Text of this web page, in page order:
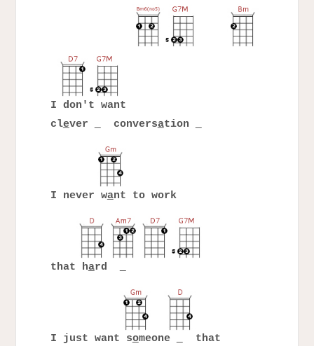
I don't want
clever conversation
I never want to work
that hard
I just want someone that